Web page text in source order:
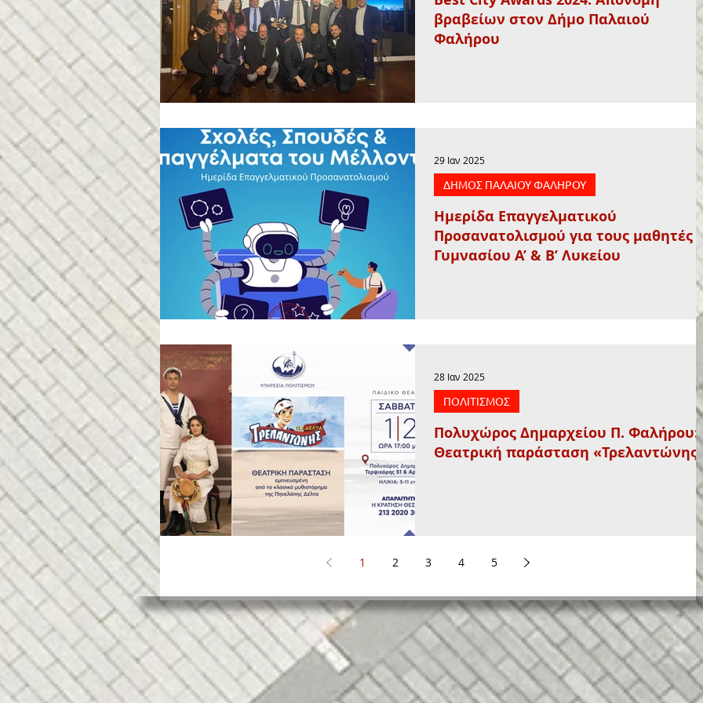
βραβείων στον Δήμο Παλαιού
Φαλήρου
Ημερίδα Επαγγελματικού
Προσανατολισμού για τους μαθητές
Γυμνασίου Α’ & Β’ Λυκείου
ΔΗΜΟΣ ΠΑΛΑΙΟΥ ΦΑΛΗΡΟΥ
29 Ιαν 2025
Πολυχώρος Δημαρχείου Π. Φαλήρου:
Θεατρική παράσταση
ΠΟΛΙΤΙΣΜΟΣ
28 Ιαν 2025
1 2 3 4 5